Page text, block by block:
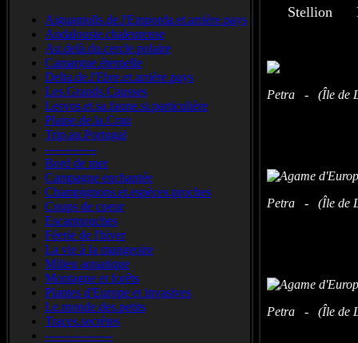
Aiguamolls.de.l'Emporda.et.arrière.pays
Andalousie.chaleureuse
Au.delà.du.cercle.polaire
Camargue.éternelle
Delta.de.l'Ebre.et.arrière.pays
Les.Grands.Causses
Lesvos.et.sa.faune.si.particulière
Plaine.de.la.Crau
Trip.au.Portugal
-------------
Bord de mer
Campagne enchantée
Champignons.et.espèces.proches
Coups de coeur
Escarmouches
Féerie de l'hiver
La vie à la mangeoire
Milieu aquatique
Montagne et forêts
Plantes d'Europe et invasives
Le.monde.des.petits
Traces.secrètes
-----------------
Stellion
Petra - (Île de
Petra - (Île de
Petra - (Île de